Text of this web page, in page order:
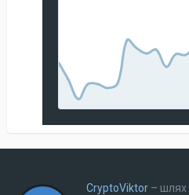
CryptoViktor– шлях